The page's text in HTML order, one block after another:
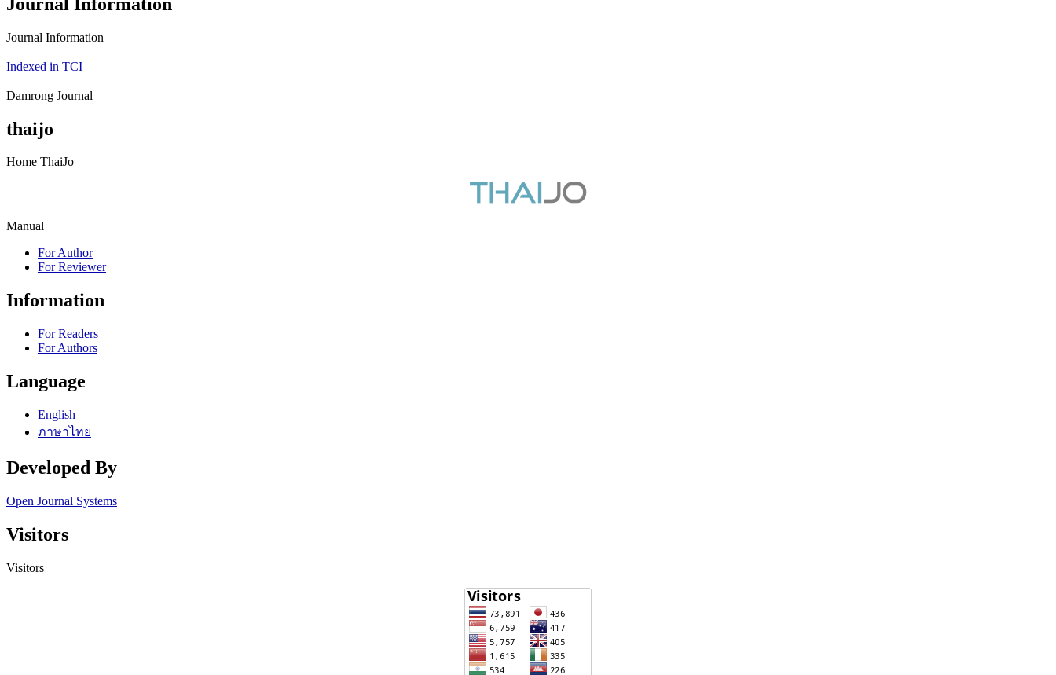
Journal Information
Indexed in TCI
Damrong Journal
thaijo
Home ThaiJo
Manual
For Author
For Reviewer
Information
For Readers
For Authors
Language
English
ภาษาไทย
Developed By
Open Journal Systems
Visitors
Visitors